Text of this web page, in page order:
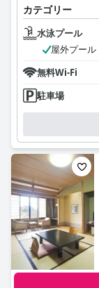
カテゴリー
水泳プール
屋外プール
無料Wi-Fi
駐車場